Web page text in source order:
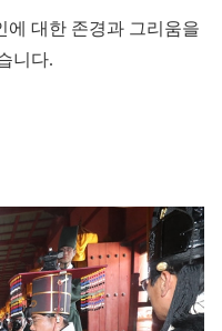
에 대한 존경과 그리움을
니다.